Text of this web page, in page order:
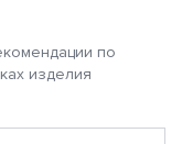
по
изделия